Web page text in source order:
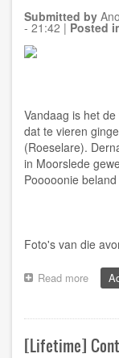
Submitted by
- 21:42 | Posted
Vandaag is het
dat te vieren
(Roeselare).
in Moorslede
Pooooonie
Foto's van die
Read more about
[Lifetime]